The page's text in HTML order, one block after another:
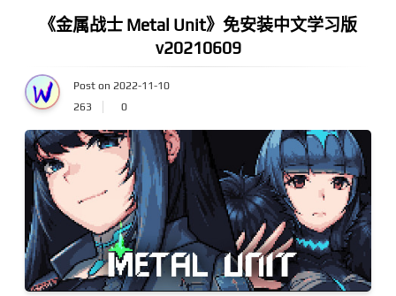
《金属战士 Metal Unit》免安装中文学习版
v20210609
Post on 2022-11-10
263
0